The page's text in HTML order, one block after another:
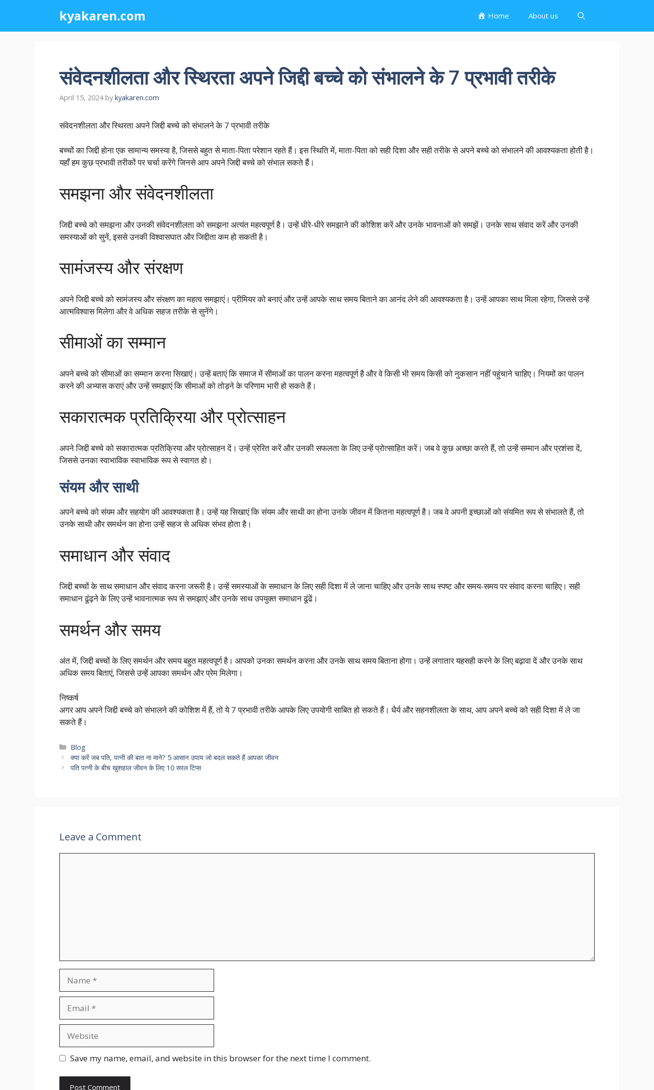
content
kyakaren.com Home About us
संवेदनशीलता और स्थिरता अपने जिद्दी बच्चे को संभालने के 7 प्रभावी तरीके
April 15, 2024 by kyakaren.com
संवेदनशीलता और स्थिरता अपने जिद्दी बच्चे को संभालने के 7 प्रभावी तरीके
बच्चों का जिद्दी होना एक सामान्य समस्या है, जिससे बहुत से माता-पिता परेशान रहते हैं। इस स्थिति में, माता-पिता को सही दिशा और सही तरीके से अपने बच्चे को संभालने की आवश्यकता होती है।
यहाँ हम कुछ प्रभावी तरीकों पर चर्चा करेंगे जिनसे आप अपने जिद्दी बच्चे को संभाल सकते हैं।
समझना और संवेदनशीलता
जिद्दी बच्चे को समझना और उनकी संवेदनशीलता को समझना अत्यंत महत्वपूर्ण है। उन्हें धीरे-धीरे समझाने की कोशिश करें और उनके भावनाओं को समझें। उनके साथ संवाद करें और उनकी
समस्याओं को सुनें, इससे उनकी विश्वासघात और जिद्दीता कम हो सकती है।
सामंजस्य और संरक्षण
अपने जिद्दी बच्चे को सामंजस्य और संरक्षण का महत्व समझाएं। प्रीमियर को बनाएं और उन्हें आपके साथ समय बिताने का आनंद लेने की आवश्यकता है। उन्हें आपका साथ मिला रहेगा, जिससे उन्हें
आत्मविश्वास मिलेगा और वे अधिक सहज तरीके से सुनेंगे।
सीमाओं का सम्मान
अपने बच्चे को सीमाओं का सम्मान करना सिखाएं। उन्हें बताएं कि समाज में सीमाओं का पालन करना महत्वपूर्ण है और वे किसी भी समय किसी को नुकसान नहीं पहुंचाने चाहिए। नियमों का पालन
करने की अभ्यास कराएं और उन्हें समझाएं कि सीमाओं को तोड़ने के परिणाम भारी हो सकते हैं।
सकारात्मक प्रतिक्रिया और प्रोत्साहन
अपने जिद्दी बच्चे को सकारात्मक प्रतिक्रिया और प्रोत्साहन दें। उन्हें प्रेरित करें और उनकी सफलता के लिए उन्हें प्रोत्साहित करें। जब वे कुछ अच्छा करते हैं, तो उन्हें सम्मान और प्रशंसा दें,
जिससे उनका स्वाभाविक स्वाभाविक रूप से स्वागत हो।
संयम और साथी
अपने बच्चे को संयम और सहयोग की आवश्यकता है। उन्हें यह सिखाएं कि संयम और साथी का होना उनके जीवन में कितना महत्वपूर्ण है। जब वे अपनी इच्छाओं को संयमित रूप से संभालते हैं, तो
उनके साथी और समर्थन का होना उन्हें सहज से अधिक संभव होता है।
समाधान और संवाद
जिद्दी बच्चों के साथ समाधान और संवाद करना जरूरी है। उन्हें समस्याओं के समाधान के लिए सही दिशा में ले जाना चाहिए और उनके साथ स्पष्ट और समय-समय पर संवाद करना चाहिए। सही
समाधान ढूंढ़ने के लिए उन्हें भावनात्मक रूप से समझाएं और उनके साथ उपयुक्त समाधान ढूंढें।
समर्थन और समय
अंत में, जिद्दी बच्चों के लिए समर्थन और समय बहुत महत्वपूर्ण है। आपको उनका समर्थन करना और उनके साथ समय बिताना होगा। उन्हें लगातार यहसही करने के लिए बढ़ावा दें और उनके साथ
अधिक समय बिताएं, जिससे उन्हें आपका समर्थन और प्रेम मिलेगा।
निष्कर्ष
अगर आप अपने जिद्दी बच्चे को संभालने की कोशिश में हैं, तो ये 7 प्रभावी तरीके आपके लिए उपयोगी साबित हो सकते हैं। धैर्य और सहनशीलता के साथ, आप अपने बच्चे को सही दिशा में ले जा
सकते हैं।
Categories
Blog
क्या करें जब पति, पत्नी की बात ना माने? 5 आसान उपाय जो बदल सकते हैं आपका जीवन
पति पत्नी के बीच खुशहाल जीवन के लिए 10 सरल टिप्स
Leave a Comment
Save my name, email, and website in this browser for the next time I comment.